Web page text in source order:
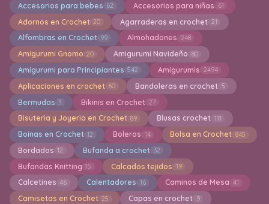
Accesorios para bebes 62 Accesorios para niñas 61
Adornos en Crochet 20 Agarraderas en crochet 21
Alfombras en Crochet 99 Almohadones 248
Amigurumi Gnomo 20 Amigurumi Navideño 80
Amigurumi para Principiantes 542 Amigurumis 2494
Aplicaciones en crochet 60 Bandoleras en crochet 5
Bermudas 3 Bikinis en Crochet 27
Bisuteria y Joyeria en Crochet 89 Blusas crochet 111
Boinas en Crochet 12 Boleros 14 Bolsa en Crochet 845
Bordados 12 Bufanda a crochet 32
Bufandas Knitting 15 Calcados tejidos 19
Calcetines 46 Calentadores 16 Caminos de Mesa 41
Camisetas en Crochet 25 Capas en crochet 9